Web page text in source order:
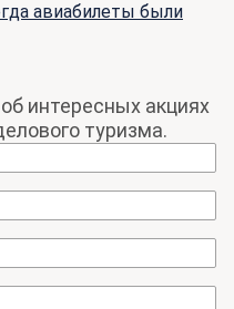
авиабилеты были
интересных акциях
туризма.